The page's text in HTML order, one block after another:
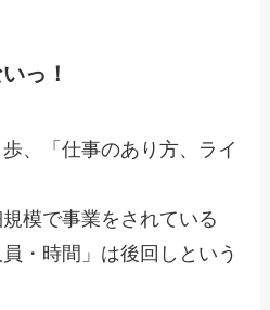
っ！
、「仕事のあり方、ライ
模で事業をされている
・時間」は後回しという